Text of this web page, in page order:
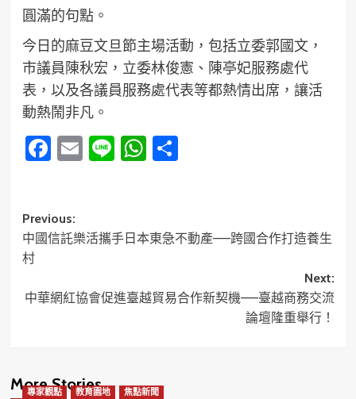
圓滿的句點。
今日的麻豆文旦節主場活動，包括立委郭國文，
市議員陳秋宏，立委林俊憲、陳亭妃服務處代
表，以及各議員服務處代表等都熱情出席，讓活
動熱鬧非凡。
Facebook
Email
LineWhatsApp
分
Post
navigation
Previous:
中國信託樂活攜手日本東急不動產——跨國合作打造養生
村
Next:
中華網紅協會促進臺越貿易合作新契機——臺越商務交流
論壇隆重舉行！
More Stories
專家觀點 教育園地 焦點新聞